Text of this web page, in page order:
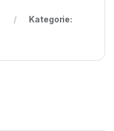
Kategorie: